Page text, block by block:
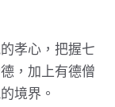
孝心，把握七
，加上有德僧
境界。